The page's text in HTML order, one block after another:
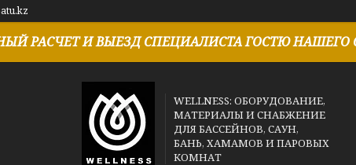
РАСЧЕТ И ВЫЕЗД СПЕЦИАЛИСТА ГОСТЮ НАШЕГО
WELLNESS: ОБОРУДОВАНИЕ,
МАТЕРИАЛЫ И СНАБЖЕНИЕ
ДЛЯ БАССЕЙНОВ, САУН,
БАНЬ, ХАМАМОВ И ПАРОВЫХ
КОМНАТ